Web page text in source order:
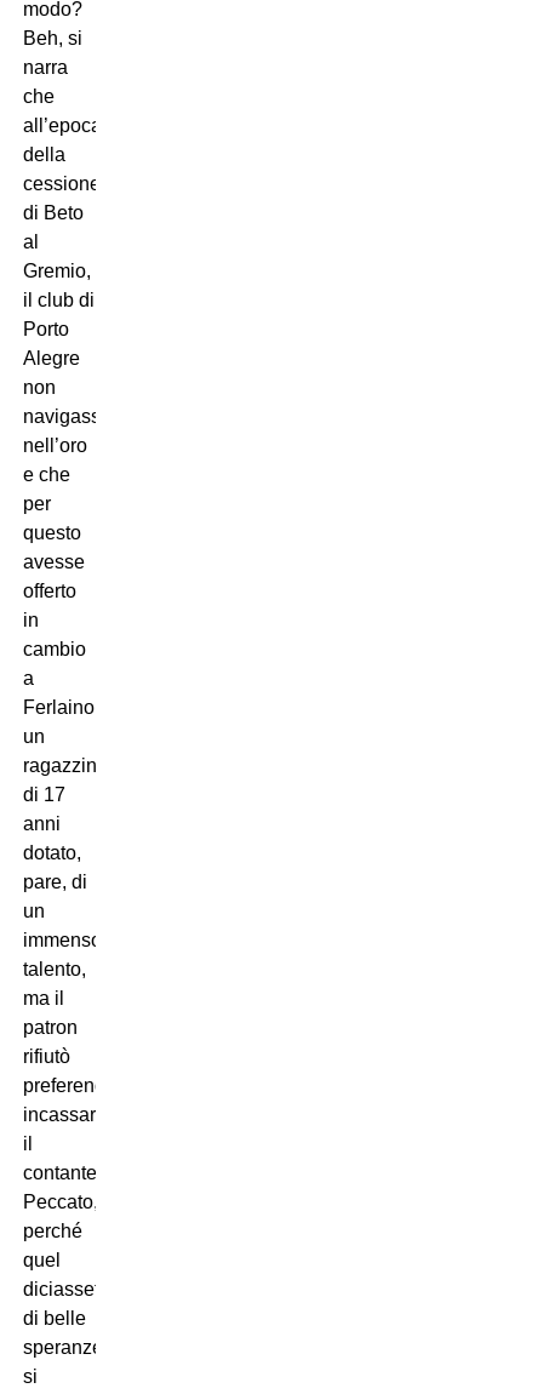
modo?
Beh, si
narra
che
all’epoca
della
cessione
di Beto
al
Gremio,
il club di
Porto
Alegre
non
navigasse
nell’oro
e che
per
questo
avesse
offerto
in
cambio
a
Ferlaino
un
ragazzino
di 17
anni
dotato,
pare, di
un
immenso
talento,
ma il
patron
rifiutò
preferendo
incassare
il
contante.
Peccato,
perché
quel
diciassettenne
di belle
speranze
si